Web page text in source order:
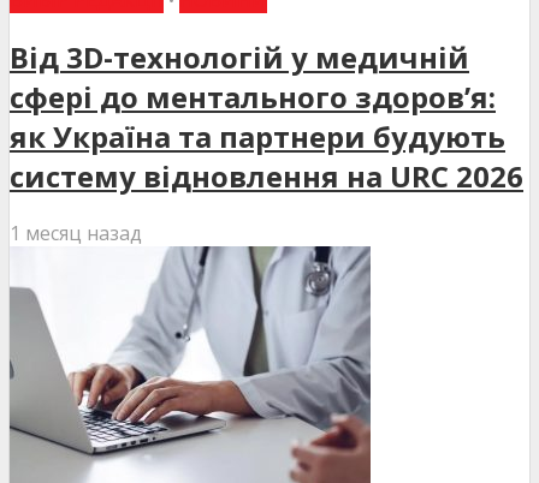
Від 3D-технологій у медичній
сфері до ментального здоров’я:
як Україна та партнери будують
систему відновлення на URC 2026
1 месяц назад